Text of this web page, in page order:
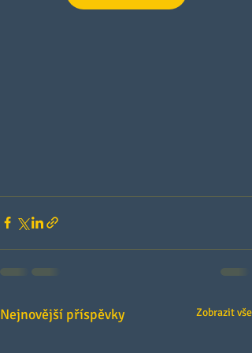
Nejnovější příspěvky Zobrazit vše